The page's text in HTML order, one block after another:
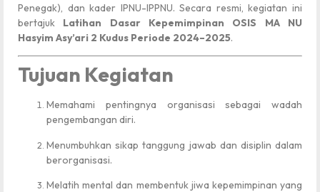
Penegak), dan kader IPNU-IPPNU. Secara resmi, kegiatan ini
bertajuk Latihan Dasar Kepemimpinan OSIS MA NU
Hasyim Asy’ari 2 Kudus Periode 2024–2025.
Tujuan Kegiatan
Memahami pentingnya organisasi sebagai wadah
pengembangan diri.
Menumbuhkan sikap tanggung jawab dan disiplin dalam
berorganisasi.
Melatih mental dan membentuk jiwa kepemimpinan yang